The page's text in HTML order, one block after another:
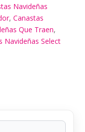
Navideñas
,Canastas
Que Traen,
Navideñas Select